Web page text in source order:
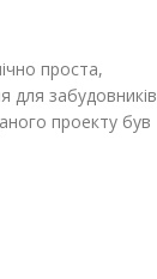
проста,
для забудовників
проекту був